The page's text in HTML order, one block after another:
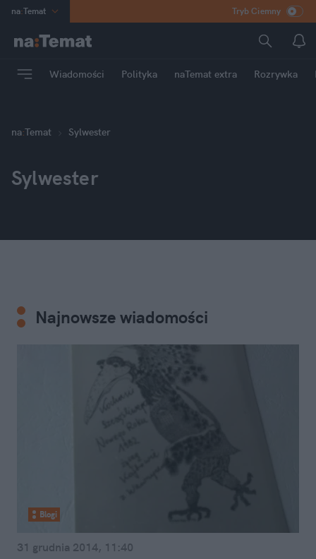
na:Temat
Poland
mama
Rozrywka
Tryb Ciemny
Wiadomości Polityka naTemat extra Rozrywka
na:Temat Sylwester
Sylwester
Najnowsze wiadomości
Blogi
31 grudnia 2014, 11:40